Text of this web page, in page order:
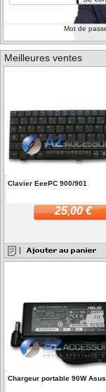
Mot de
Meilleures ventes
Clavier EeePC 900/901
25,00 €
Chargeur portable 90W Asus